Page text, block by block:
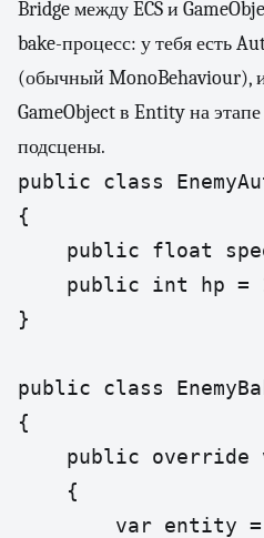
Bridge между ECS и
bake-процесс: у тебя есть
(обычный MonoBehaviour),
GameObject в Entity на
подсцены.
public class
{
public float
public int hp =
}
public class
{
public override
    {
var entity